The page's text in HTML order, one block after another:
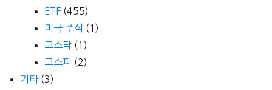
ETF (455)
미국 주식 (1)
코스닥 (1)
코스피 (2)
기타(3)